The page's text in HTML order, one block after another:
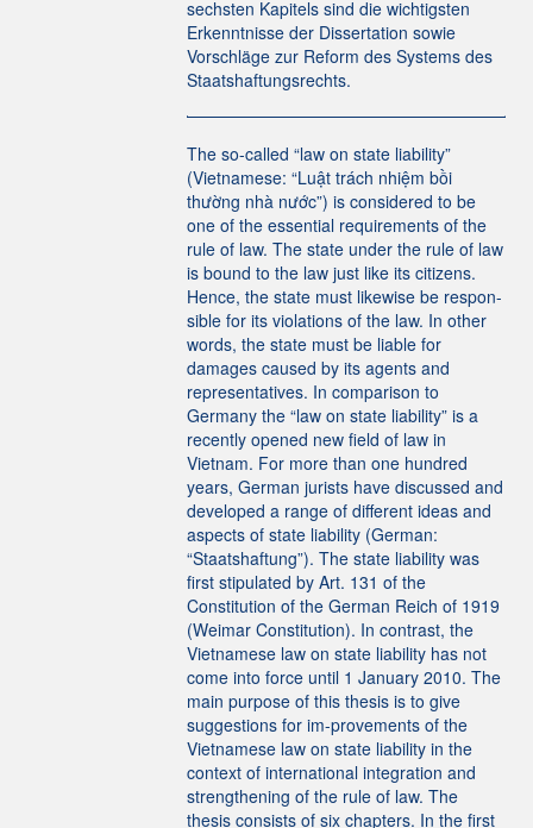
sechsten Kapitels sind die wichtigsten
Erkenntnisse der Dissertation sowie
Vorschläge zur Reform des Systems des
Staatshaftungsrechts.
The so-called “law on state liability”
(Vietnamese: “Luật trách nhiệm bồi
thường nhà nước”) is considered to be
one of the essential requirements of the
rule of law. The state under the rule of law
is bound to the law just like its citizens.
Hence, the state must likewise be respon-
sible for its violations of the law. In other
words, the state must be liable for
damages caused by its agents and
representatives. In comparison to
Germany the “law on state liability” is a
recently opened new field of law in
Vietnam. For more than one hundred
years, German jurists have discussed and
developed a range of different ideas and
aspects of state liability (German:
“Staatshaftung”). The state liability was
first stipulated by Art. 131 of the
Constitution of the German Reich of 1919
(Weimar Constitution). In contrast, the
Vietnamese law on state liability has not
come into force until 1 January 2010. The
main purpose of this thesis is to give
suggestions for im-provements of the
Vietnamese law on state liability in the
context of international integration and
strengthening of the rule of law. The
thesis consists of six chapters. In the first